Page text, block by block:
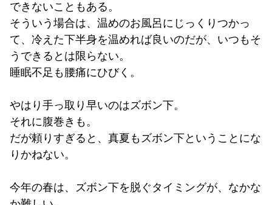
できないこともある。
そういう場合は、温めのお風呂にじっくりつかっ
て、冷えた下半身を温めれば良いのだが、いつもそ
うできるとは限らない。
睡眠不足も腰痛にひびく。
やはり手っ取り早いのはズボン下。
それに腹巻きも。
だが頼りすぎると、真夏もズボン下ということにな
りかねない。
今年の春は、ズボン下を脱ぐタイミングが、なかな